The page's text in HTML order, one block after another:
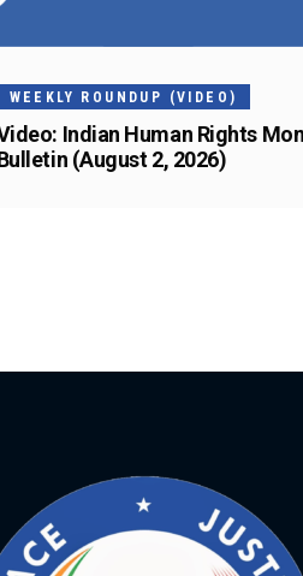
WEEKLY ROUNDUP (VIDEO)
Indian Human Rights
(August 2, 2026)